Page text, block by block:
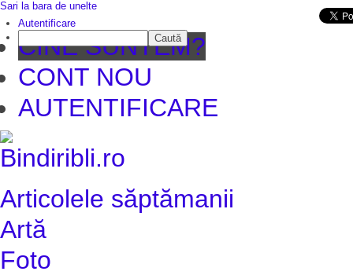
CINE SUNTEM?
CONT NOU
AUTENTIFICARE
Articolele săptămanii
Artă
Foto
Sari la bara de unelte
Autentificare
Caută